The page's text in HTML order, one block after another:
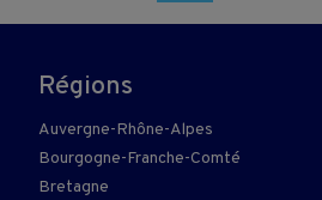
Régions
Auvergne-Rhône-Alpes
Bourgogne-Franche-Comté
Bretagne